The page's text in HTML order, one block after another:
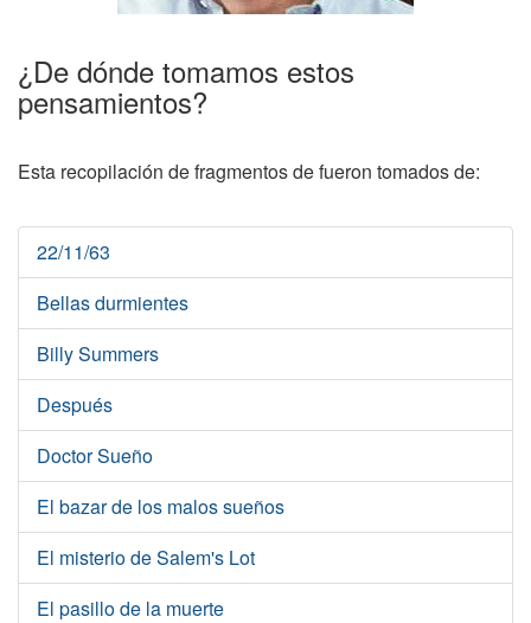
¿De dónde tomamos estos
pensamientos?
Esta recopilación de fragmentos de fueron tomados de:
22/11/63
Bellas durmientes
Billy Summers
Después
Doctor Sueño
El bazar de los malos sueños
El misterio de Salem's Lot
El pasillo de la muerte